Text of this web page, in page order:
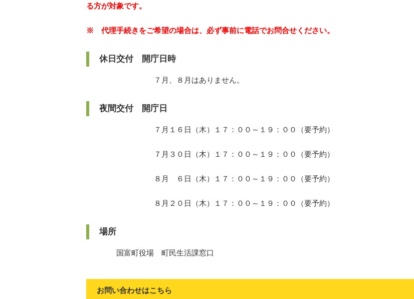
る方が対象です。
※ 代理手続きをご希望の場合は、必ず事前に電話でお問合せください。
休日交付 開庁日時
７月、８月はありません。
夜間交付 開庁日
７月１６日（木）１７：００～１９：００（要予約）
７月３０日（木）１７：００～１９：００（要予約）
８月 ６日（木）１７：００～１９：００（要予約）
８月２０日（木）１７：００～１９：００（要予約）
場所
国富町役場 町民生活課窓口
お問い合わせはこちら